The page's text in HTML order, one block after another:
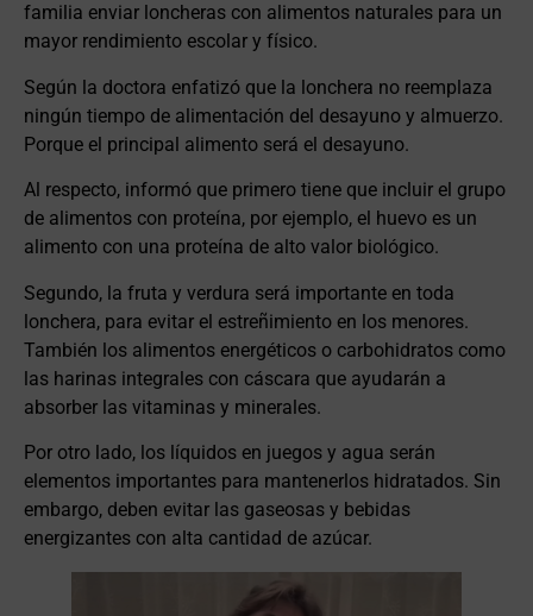
familia enviar loncheras con alimentos naturales para un
mayor rendimiento escolar y físico.
Según la doctora enfatizó que la lonchera no reemplaza
ningún tiempo de alimentación del desayuno y almuerzo.
Porque el principal alimento será el desayuno.
Al respecto, informó que primero tiene que incluir el grupo
de alimentos con proteína, por ejemplo, el huevo es un
alimento con una proteína de alto valor biológico.
Segundo, la fruta y verdura será importante en toda
lonchera, para evitar el estreñimiento en los menores.
También los alimentos energéticos o carbohidratos como
las harinas integrales con cáscara que ayudarán a
absorber las vitaminas y minerales.
Por otro lado, los líquidos en juegos y agua serán
elementos importantes para mantenerlos hidratados. Sin
embargo, deben evitar las gaseosas y bebidas
energizantes con alta cantidad de azúcar.